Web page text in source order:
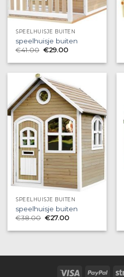
SPEELHUISJE BUITEN
speelhuisje buiten
€41.00 €29.00
SPEELHUISJE BUITEN
speelhuisje buiten
€38.00 €27.00